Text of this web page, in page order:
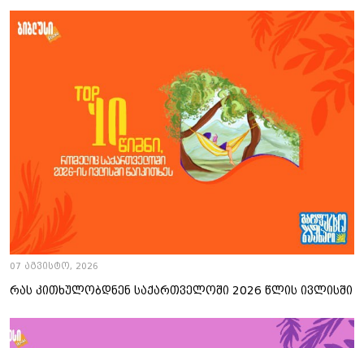
07 აგვისტო, 2026
რას კითხულობდნენ საქართველოში 2026 წლის ივლისში